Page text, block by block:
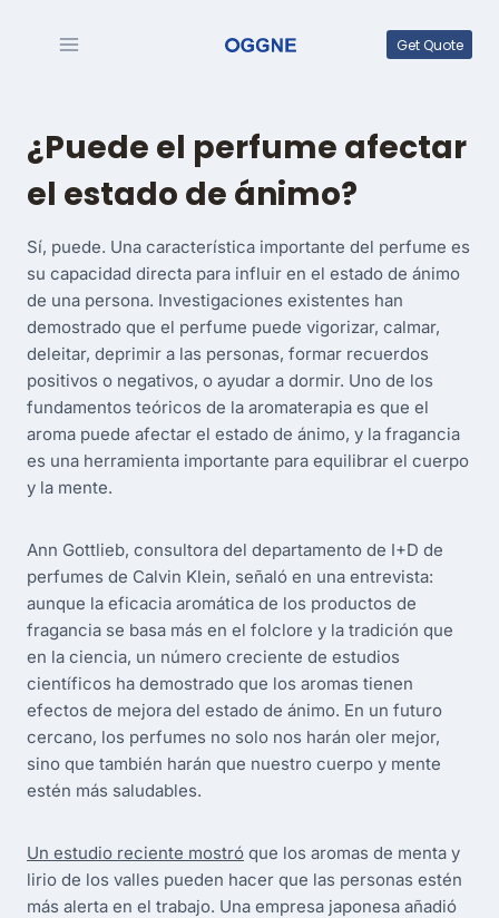
Get Quote
¿Puede el perfume afectar
el estado de ánimo?
Sí, puede. Una característica importante del perfume es
su capacidad directa para influir en el estado de ánimo
de una persona. Investigaciones existentes han
demostrado que el perfume puede vigorizar, calmar,
deleitar, deprimir a las personas, formar recuerdos
positivos o negativos, o ayudar a dormir. Uno de los
fundamentos teóricos de la aromaterapia es que el
aroma puede afectar el estado de ánimo, y la fragancia
es una herramienta importante para equilibrar el cuerpo
y la mente.
Ann Gottlieb, consultora del departamento de I+D de
perfumes de Calvin Klein, señaló en una entrevista:
aunque la eficacia aromática de los productos de
fragancia se basa más en el folclore y la tradición que
en la ciencia, un número creciente de estudios
científicos ha demostrado que los aromas tienen
efectos de mejora del estado de ánimo. En un futuro
cercano, los perfumes no solo nos harán oler mejor,
sino que también harán que nuestro cuerpo y mente
estén más saludables.
Un estudio reciente mostró que los aromas de menta y
lirio de los valles pueden hacer que las personas estén
más alerta en el trabajo. Una empresa japonesa añadió